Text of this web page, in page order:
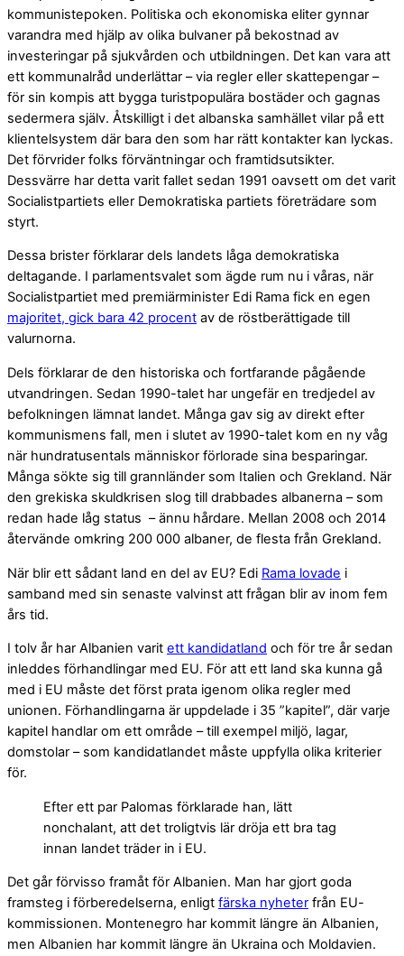
kommunistepoken. Politiska och ekonomiska eliter gynnar
varandra med hjälp av olika bulvaner på bekostnad av
investeringar på sjukvården och utbildningen. Det kan vara att
ett kommunalråd underlättar – via regler eller skattepengar –
för sin kompis att bygga turistpopulära bostäder och gagnas
sedermera själv. Åtskilligt i det albanska samhället vilar på ett
klientelsystem där bara den som har rätt kontakter kan lyckas.
Det förvrider folks förväntningar och framtidsutsikter.
Dessvärre har detta varit fallet sedan 1991 oavsett om det varit
Socialistpartiets eller Demokratiska partiets företrädare som
styrt.
Dessa brister förklarar dels landets låga demokratiska
deltagande. I parlamentsvalet som ägde rum nu i våras, när
Socialistpartiet med premiärminister Edi Rama fick en egen
majoritet, gick bara 42 procent av de röstberättigade till
valurnorna.
Dels förklarar de den historiska och fortfarande pågående
utvandringen. Sedan 1990-talet har ungefär en tredjedel av
befolkningen lämnat landet. Många gav sig av direkt efter
kommunismens fall, men i slutet av 1990-talet kom en ny våg
när hundratusentals människor förlorade sina besparingar.
Många sökte sig till grannländer som Italien och Grekland. När
den grekiska skuldkrisen slog till drabbades albanerna – som
redan hade låg status – ännu hårdare. Mellan 2008 och 2014
återvände omkring 200 000 albaner, de flesta från Grekland.
När blir ett sådant land en del av EU? Edi Rama lovade i
samband med sin senaste valvinst att frågan blir av inom fem
års tid.
I tolv år har Albanien varit ett kandidatland och för tre år sedan
inleddes förhandlingar med EU. För att ett land ska kunna gå
med i EU måste det först prata igenom olika regler med
unionen. Förhandlingarna är uppdelade i 35 ”kapitel”, där varje
kapitel handlar om ett område – till exempel miljö, lagar,
domstolar – som kandidatlandet måste uppfylla olika kriterier
för.
Efter ett par Palomas förklarade han, lätt
nonchalant, att det troligtvis lär dröja ett bra tag
innan landet träder in i EU.
Det går förvisso framåt för Albanien. Man har gjort goda
framsteg i förberedelserna, enligt färska nyheter från EU-
kommissionen. Montenegro har kommit längre än Albanien,
men Albanien har kommit längre än Ukraina och Moldavien.